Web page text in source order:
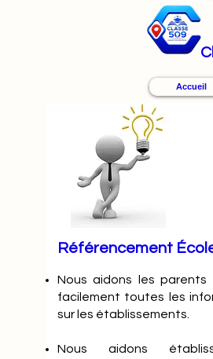
Accueil
Référencement
Nousaidons les
facilement toutes les
sur les établissements.
Nous aidons